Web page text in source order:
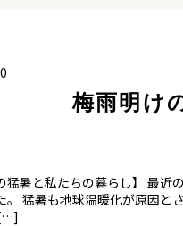
梅雨明け
猛暑と私たちの暮らし】 最
。 猛暑も地球温暖化が原因と